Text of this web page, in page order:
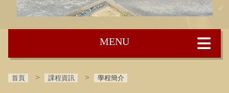
首頁 課程資訊 學程簡介